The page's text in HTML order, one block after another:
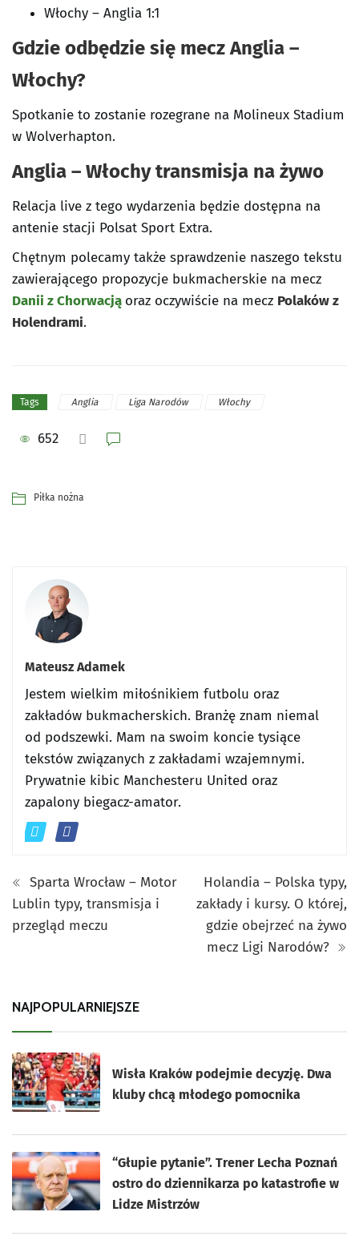
Włochy – Anglia 1:1
Gdzie odbędzie się mecz Anglia –
Włochy?
Spotkanie to zostanie rozegrane na Molineux Stadium
w Wolverhapton.
Anglia – Włochy transmisja na żywo
Relacja live z tego wydarzenia będzie dostępna na
antenie stacji Polsat Sport Extra.
Chętnym polecamy także sprawdzenie naszego tekstu
zawierającego propozycje bukmacherskie na mecz
Danii z Chorwacją oraz oczywiście na mecz Polaków z
Holendrami.
Tags Anglia Liga Narodów Włochy
652
Piłka nożna
Mateusz Adamek
Jestem wielkim miłośnikiem futbolu oraz
zakładów bukmacherskich. Branżę znam niemal
od podszewki. Mam na swoim koncie tysiące
tekstów związanych z zakładami wzajemnymi.
Prywatnie kibic Manchesteru United oraz
zapalony biegacz-amator.
Sparta Wrocław – Motor
Lublin typy, transmisja i
przegląd meczu
Holandia – Polska typy,
zakłady i kursy. O której,
gdzie obejrzeć na żywo
mecz Ligi Narodów?
NAJPOPULARNIEJSZE
Wisła Kraków podejmie decyzję. Dwa
kluby chcą młodego pomocnika
“Głupie pytanie”. Trener Lecha Poznań
ostro do dziennikarza po katastrofie w
Lidze Mistrzów